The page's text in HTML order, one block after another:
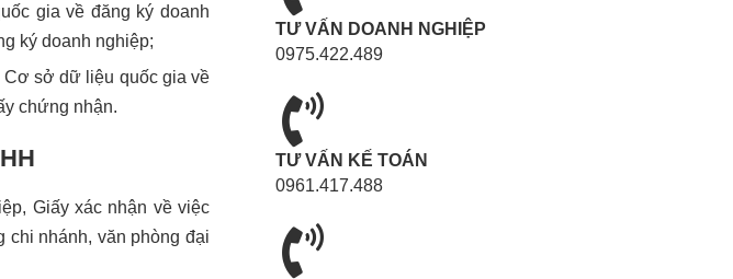
gia về đăng ký doanh
ký doanh nghiệp;
Cơ sở dữ liệu quốc gia về
chứng nhận.
Giấy xác nhận về việc
chi nhánh, văn phòng đại
TƯ VẤN DOANH NGHIỆP
0975.422.489
TƯ VẤN KẾ TOÁN
0961.417.488